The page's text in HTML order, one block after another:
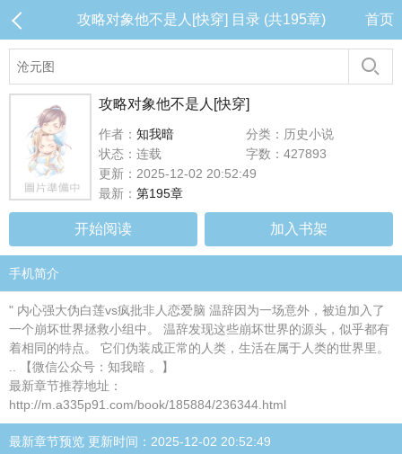
攻略对象他不是人[快穿] 目录 (共195章) 首页
攻略对象他不是人[快穿]
作者： 知我暗
分类：历史小说
状态：连载
字数：427893
更新：2025-12-02 20:52:49
最新： 第195章
开始阅读 加入书架
手机简介
" 内心强大伪白莲vs疯批非人恋爱脑 温辞因为一场意外，被迫加入了
一个崩坏世界拯救小组中。 温辞发现这些崩坏世界的源头，似乎都有
着相同的特点。 它们伪装成正常的人类，生活在属于人类的世界里。
.. 【微信公众号：知我暗 。】
最新章节推荐地址：
http://m.a335p91.com/book/185884/236344.html
最新章节预览 更新时间：2025-12-02 20:52:49